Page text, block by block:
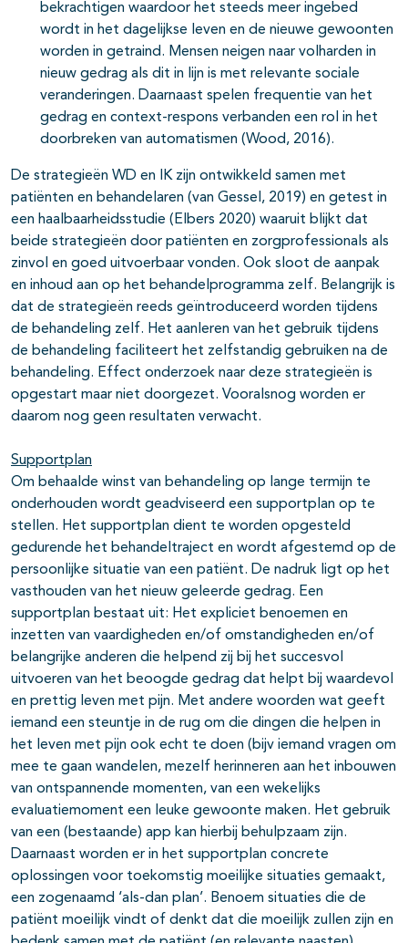
bekrachtigen waardoor het steeds meer ingebed
wordt in het dagelijkse leven en de nieuwe gewoonten
worden in getraind. Mensen neigen naar volharden in
nieuw gedrag als dit in lijn is met relevante sociale
veranderingen. Daarnaast spelen frequentie van het
gedrag en context-respons verbanden een rol in het
doorbreken van automatismen (Wood, 2016).
De strategieën WD en IK zijn ontwikkeld samen met
patiënten en behandelaren (van Gessel, 2019) en getest in
een haalbaarheidsstudie (Elbers 2020) waaruit blijkt dat
beide strategieën door patiënten en zorgprofessionals als
zinvol en goed uitvoerbaar vonden. Ook sloot de aanpak
en inhoud aan op het behandelprogramma zelf. Belangrijk is
dat de strategieën reeds geïntroduceerd worden tijdens
de behandeling zelf. Het aanleren van het gebruik tijdens
de behandeling faciliteert het zelfstandig gebruiken na de
behandeling. Effect onderzoek naar deze strategieën is
opgestart maar niet doorgezet. Vooralsnog worden er
daarom nog geen resultaten verwacht.
Supportplan
Om behaalde winst van behandeling op lange termijn te
onderhouden wordt geadviseerd een supportplan op te
stellen. Het supportplan dient te worden opgesteld
gedurende het behandeltraject en wordt afgestemd op de
persoonlijke situatie van een patiënt. De nadruk ligt op het
vasthouden van het nieuw geleerde gedrag. Een
supportplan bestaat uit: Het expliciet benoemen en
inzetten van vaardigheden en/of omstandigheden en/of
belangrijke anderen die helpend zij bij het succesvol
uitvoeren van het beoogde gedrag dat helpt bij waardevol
en prettig leven met pijn. Met andere woorden wat geeft
iemand een steuntje in de rug om die dingen die helpen in
het leven met pijn ook echt te doen (bijv iemand vragen om
mee te gaan wandelen, mezelf herinneren aan het inbouwen
van ontspannende momenten, van een wekelijks
evaluatiemoment een leuke gewoonte maken. Het gebruik
van een (bestaande) app kan hierbij behulpzaam zijn.
Daarnaast worden er in het supportplan concrete
oplossingen voor toekomstig moeilijke situaties gemaakt,
een zogenaamd ‘als-dan plan’. Benoem situaties die de
patiënt moeilijk vindt of denkt dat die moeilijk zullen zijn en